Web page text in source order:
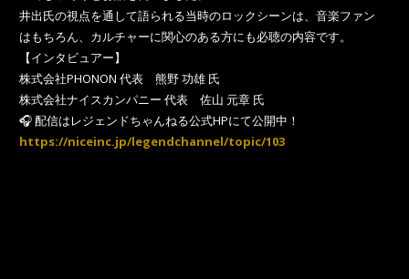
井出氏の視点を通して語られる当時のロックシーンは、音楽ファン
はもちろん、カルチャーに関心のある方にも必聴の内容です。
【インタビュアー】
株式会社PHONON 代表 熊野 功雄 氏
株式会社ナイスカンパニー 代表 佐山 元章 氏
🎧 配信はレジェンドちゃんねる公式HPにて公開中！
https://niceinc.jp/legendchannel/topic/103